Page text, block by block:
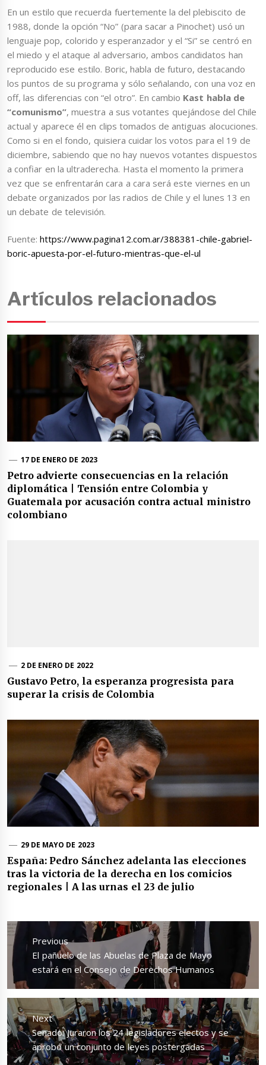
En un estilo que recuerda fuertemente la del plebiscito de
1988, donde la opción “No” (para sacar a Pinochet) usó un
lenguaje pop, colorido y esperanzador y el “Si” se centró en
el miedo y el ataque al adversario, ambos candidatos han
reproducido ese estilo. Boric, habla de futuro, destacando
los puntos de su programa y sólo señalando, con una voz en
off, las diferencias con “el otro”. En cambio Kast habla de
“comunismo”, muestra a sus votantes quejándose del Chile
actual y aparece él en clips tomados de antiguas alocuciones.
Como si en el fondo, quisiera cuidar los votos para el 19 de
diciembre, sabiendo que no hay nuevos votantes dispuestos
a confiar en la ultraderecha. Hasta el momento la primera
vez que se enfrentarán cara a cara será este viernes en un
debate organizados por las radios de Chile y el lunes 13 en
un debate de televisión.
Fuente:https://www.pagina12.com.ar/388381-chile-gabriel-
boric-apuesta-por-el-futuro-mientras-que-el-ul
Artículos relacionados
17 DE ENERO DE 2023
Petro advierte consecuencias en la relación
diplomática | Tensión entre Colombia y
Guatemala por acusación contra actual ministro
colombiano
2 DE ENERO DE 2022
Gustavo Petro, la esperanza progresista para
superar la crisis de Colombia
29 DE MAYO DE 2023
España: Pedro Sánchez adelanta las elecciones
tras la victoria de la derecha en los comicios
regionales | A las urnas el 23 de julio
Navegación
de
entradas
Previous
Previous
post:
El pañuelo de las Abuelas de Plaza de Mayo
estará en el Consejo de Derechos Humanos
Next
Next
post:
Senado: Juraron los 24 legisladores electos y se
aprobó un conjunto de leyes postergadas